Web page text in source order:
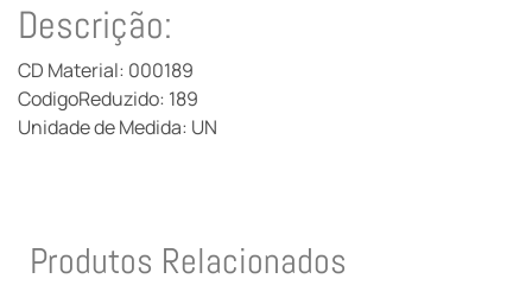
Descrição:
CD Material: 000189
CodigoReduzido: 189
Unidade de Medida: UN
Produtos Relacionados